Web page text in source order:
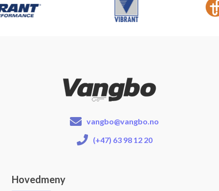
vangbo@vangbo.no
(+47) 63 98 12 20
Hovedmeny